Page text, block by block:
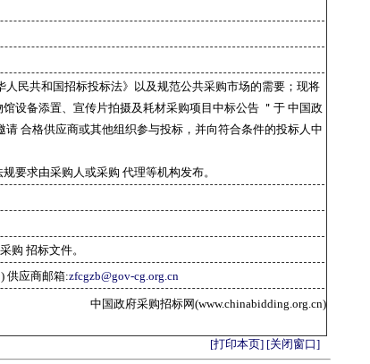
民共和国招标投标法》以及规范公共采购市场的需要；现将
设备添置、宣传片拍摄及耗材采购项目中标公告 ＂于 中国政
合格供应商或其他组织参与投标，并向符合条件的投标人中
要求由采购人或采购 代理等机构发布。
购 招标文件。
供应商邮箱:zfcgzb@gov-cg.org.cn
中国政府采购招标网(www.chinabidding.org.cn)
[打印本页] [关闭窗口]